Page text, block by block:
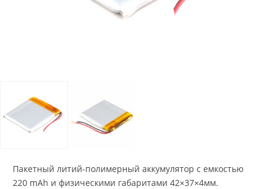
Пакетный литий-полимерный аккумулятор с емкостью
220 mAh и физическими габаритами 42×37×4мм.